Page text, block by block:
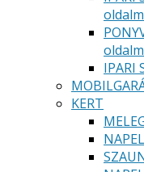
IPARI
KERT